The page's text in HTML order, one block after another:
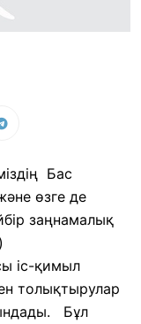
Бас
өзге де
заңнамалық
іс-қимыл
толықтырулар
Бұл